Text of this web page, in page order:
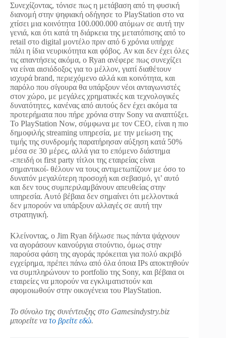
Συνεχίζοντας, τόνισε πως η μετάβαση από τη φυσική
διανομή στην ψηφιακή οδήγησε το PlayStation στο να
χτίσει μια κοινότητα 100.000.000 ατόμων σε αυτή την
γενιά, και ότι κατά τη διάρκεια της μετατόπισης από το
retail στο digital μοντέλο πριν από 6 χρόνια υπήρχε
πάλι η ίδια νευρικότητα και φόβος. Αν και δεν έχει όλες
τις απαντήσεις ακόμα, ο Ryan ανέφερε πως συνεχίζει
να είναι αισιόδοξος για το μέλλον, γιατί διαθέτουν
ισχυρά brand, περιεχόμενο αλλά και κοινότητα, και
παρόλο που σίγουρα θα υπάρξουν νέοι ανταγωνιστές
στον χώρο, με μεγάλες χρηματικές και τεχνολογικές
δυνατότητες, κανένας από αυτούς δεν έχει ακόμα τα
προτερήματα που πήρε χρόνια στην Sony να αναπτύξει.
Το PlayStation Now, σύμφωνα με τον CEO, είναι η πιο
δημοφιλής streaming υπηρεσία, με την μείωση της
τιμής της συνδρομής παρατήρησαν αύξηση κατά 50%
μέσα σε 30 μέρες, αλλά για το επόμενο διάστημα
-επειδή οι first party τίτλοι της εταιρείας είναι
σημαντικοί- θέλουν να τους αντιμετωπίζουν με όσο το
δυνατόν μεγαλύτερη προσοχή και σεβασμό, γι’ αυτό
και δεν τους συμπεριλαμβάνουν απευθείας στην
υπηρεσία. Αυτό βέβαια δεν σημαίνει ότι μελλοντικά
δεν μπορούν να υπάρξουν αλλαγές σε αυτή την
στρατηγική.
Κλείνοντας, ο Jim Ryan δήλωσε πως πάντα ψάχνουν
να αγοράσουν καινούργια στούντιο, όμως στην
παρούσα φάση της αγοράς πρόκειται για πολύ ακριβό
εγχείρημα, πρέπει πάνω από όλα όποια IPs αποκτηθούν
να συμπληρώνουν το portfolio της Sony, και βέβαια οι
εταιρείες να μπορούν να εγκλιματιστούν και
αφομοιωθούν στην οικογένεια του PlayStation.
Το σύνολο της συνέντευξης στο Gamesindystry.biz
μπορείτε νατο βρείτε εδώ.